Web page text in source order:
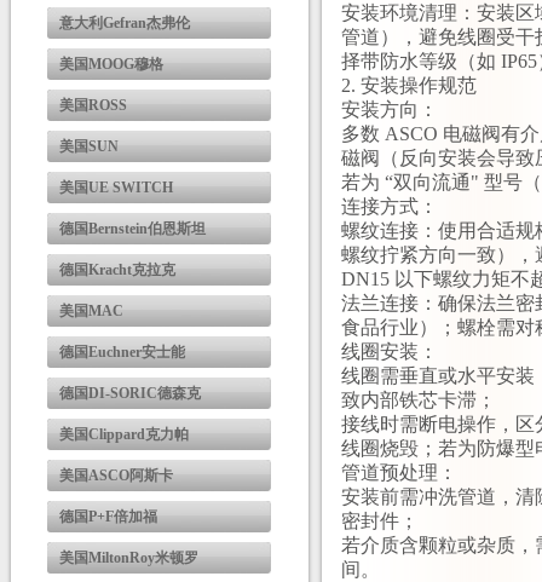
意大利Gefran杰弗伦
美国MOOG穆格
美国ROSS
美国SUN
美国UE SWITCH
德国Bernstein伯恩斯坦
德国Kracht克拉克
美国MAC
德国Euchner安士能
德国DI-SORIC德森克
美国Clippard克力帕
美国ASCO阿斯卡
德国P+F倍加福
美国MiltonRoy米顿罗
安装环境清理：安装
管道），避免线圈受
择带防水等级（如
2. 安装操作规范
安装方向：
多数 ASCO 电磁阀有
磁阀（反向安装会导
若为 “双向流通" 型号
连接方式：
螺纹连接：使用合适
螺纹拧紧方向一致）
DN15 以下螺纹力矩不
法兰连接：确保法兰
食品行业）；螺栓需
线圈安装：
线圈需垂直或水平安
致内部铁芯卡滞；
接线时需断电操作，
线圈烧毁；若为防爆
管道预处理：
安装前需冲洗管道，
密封件；
若介质含颗粒或杂质
间。